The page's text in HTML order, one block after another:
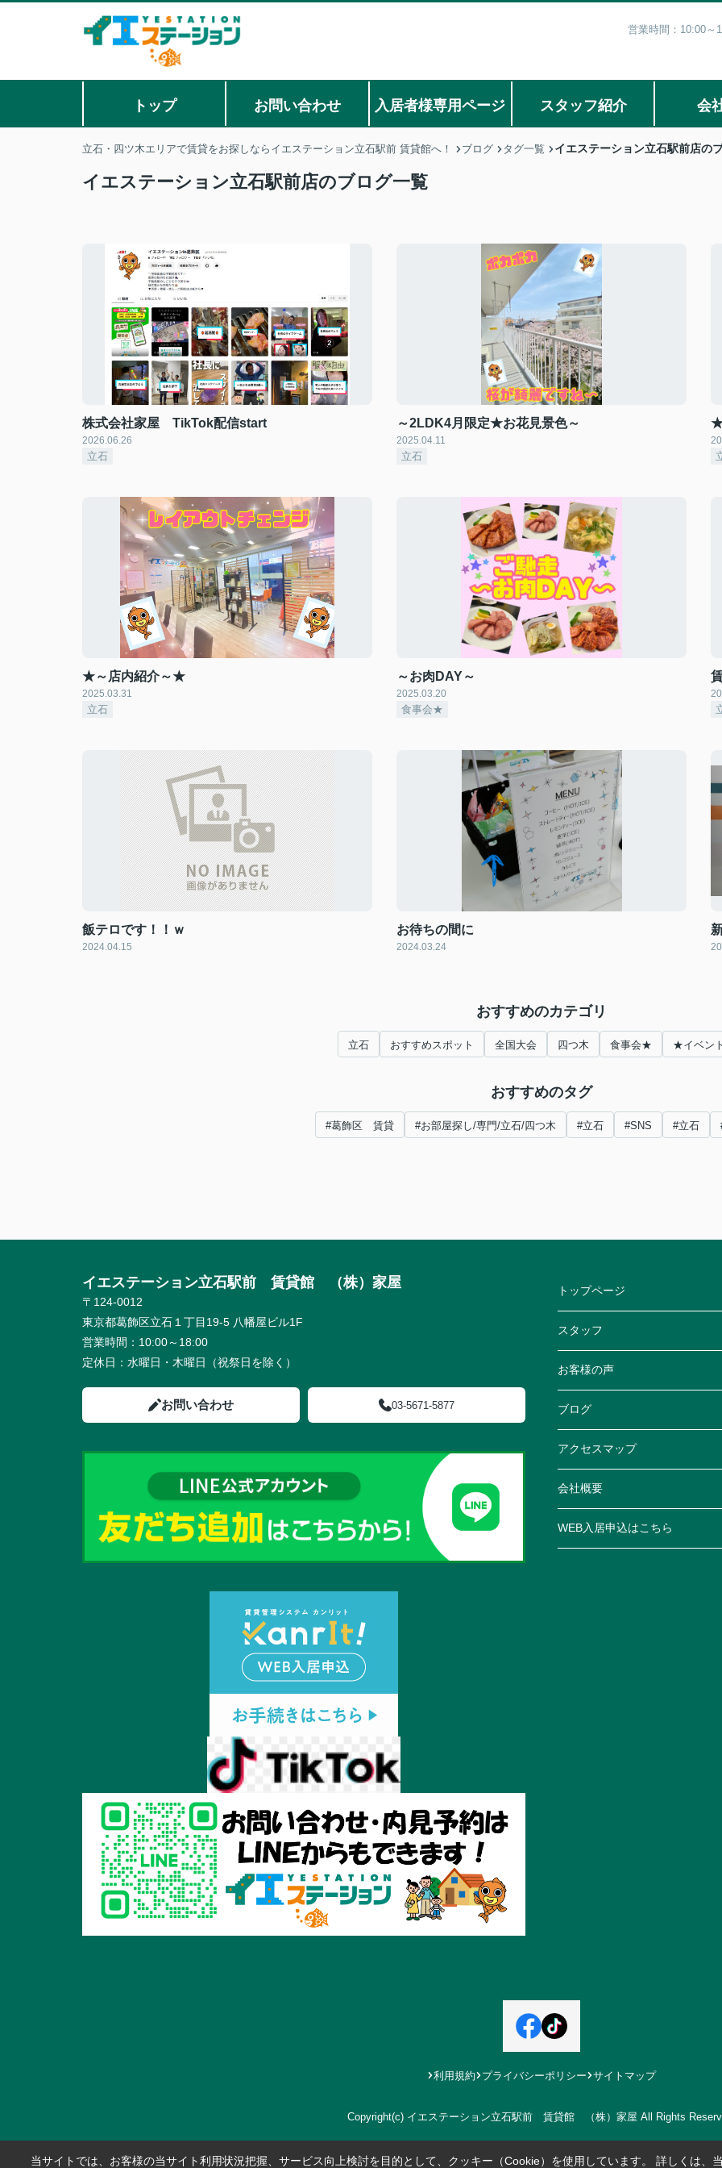
営業時間：10:00
トップ お問い合わせ 入居者様専用ページ スタッフ紹介 会
立石・四ツ木エリアで賃貸をお探しならイエステーション立石駅前 賃貸館へ！ ブログ タグ一覧 イエステーション立石駅前店の
イエステーション立石駅前店のブログ一覧
株式会社家屋 TikTok配信start
2026.06.26
立石
～2LDK4月限定★お花見景色～
2025.04.11
立石
★～店内紹介～★
2025.03.31
立石
～お肉DAY～
2025.03.20
食事会★
飯テロです！！ｗ
2024.04.15
お待ちの間に
2024.03.24
おすすめのカテゴリ
立石 おすすめスポット 全国大会 四つ木 食事会★ ★イベン
おすすめのタグ
#葛飾区 賃貸 #お部屋探し/専門/立石/四つ木 #立石 #SNS #立石
イエステーション立石駅前 賃貸館 （株）家屋
〒124-0012
東京都葛飾区立石１丁目19-5 八幡屋ビル1F
営業時間： 10:00～18:00
定休日： 水曜日・木曜日（祝祭日を除く）
お問い合わせ 03-5671-5877
トップページ
スタッフ
お客様の声
ブログ
アクセスマップ
会社概要
WEB入居申込はこちら
利用規約 プライバシーポリシー サイトマップ
Copyright(c) イエステーション立石駅前 賃貸館 （株）家屋 All Rights
当サイトでは、お客様の当サイト利用状況把握、サービス向上検討を目的として、クッキー（Cookie）を使用しています。 詳しくは、